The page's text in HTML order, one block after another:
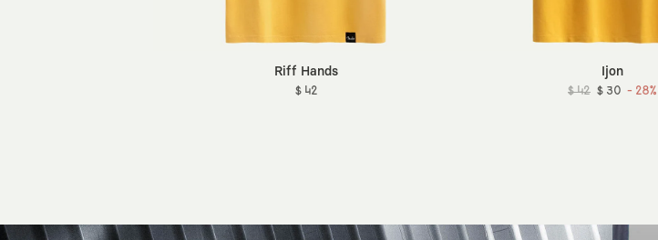
Riff Hands
$ 42
Ijon
$ 42 $ 30 - 28%